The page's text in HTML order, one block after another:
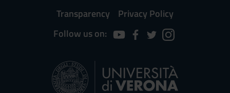
Transparency
Privacy Policy
Follow us on: